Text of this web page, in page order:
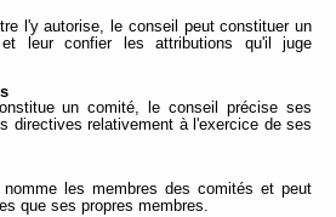
l'y autorise, le conseil peut constituer un
leur confier les attributions qu'il juge
un comité, le conseil précise ses
directives relativement à l'exercice de ses
nomme les membres des comités et peut
que ses propres membres.